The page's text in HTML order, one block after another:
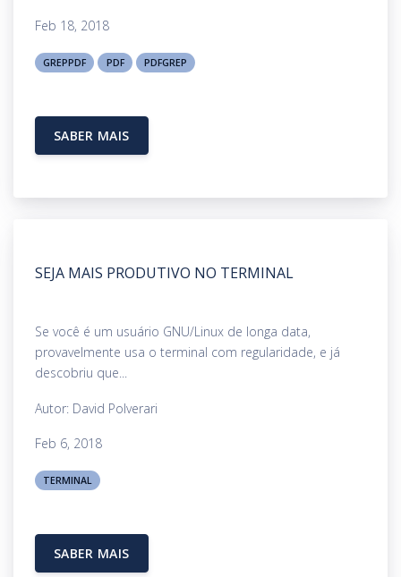
Feb 18, 2018
GREPPDF PDF PDFGREP
SABER MAIS
SEJA MAIS PRODUTIVO NO TERMINAL
Se você é um usuário GNU/Linux de longa data,
provavelmente usa o terminal com regularidade, e já
descobriu que...
Autor: David Polverari
Feb 6, 2018
TERMINAL
SABER MAIS